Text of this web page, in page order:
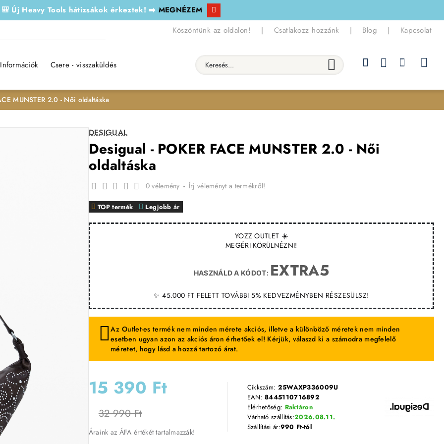
🎒 Új Heavy Tools hátizsákok érkeztek! ➡️ MEGNÉZEM
Köszöntünk az oldalon! | Csatlakozz hozzánk | Blog | Kapcsolat
Információk Csere - visszaküldés Keresés...
MUNSTER 2.0 - Női oldaltáska
DESIGUAL
Desigual - POKER FACE MUNSTER 2.0 - Női
oldaltáska
YOZZ OUTLET ☀️
MEGÉRI KÖRÜLNÉZNI!
HASZNÁLD A KÓDOT: EXTRA5
✨ 45.000 FT FELETT TOVÁBBI 5% KEDVEZMÉNYBEN RÉSZESÜLSZ!
TOP termék Legjobb ár
0 vélemény - Írj véleményt a termékről!
15 390 Ft
32 990 Ft
Áraink az ÁFA értékét tartalmazzák!
Cikkszám: 25WAXP336009U
EAN:8445110716892
Elérhetőség: Raktáron
Várható szállítás:2026.08.11.
Szállítási ár:990 Ft-tól
Az Outlet-es termék nem minden mérete akciós, illetve a különböző méretek nem minden
esetben ugyan azon az akciós áron érhetőek el! Kérjük, válaszd ki a számodra megfelelő
méretet, hogy lásd a hozzá tartozó árat.